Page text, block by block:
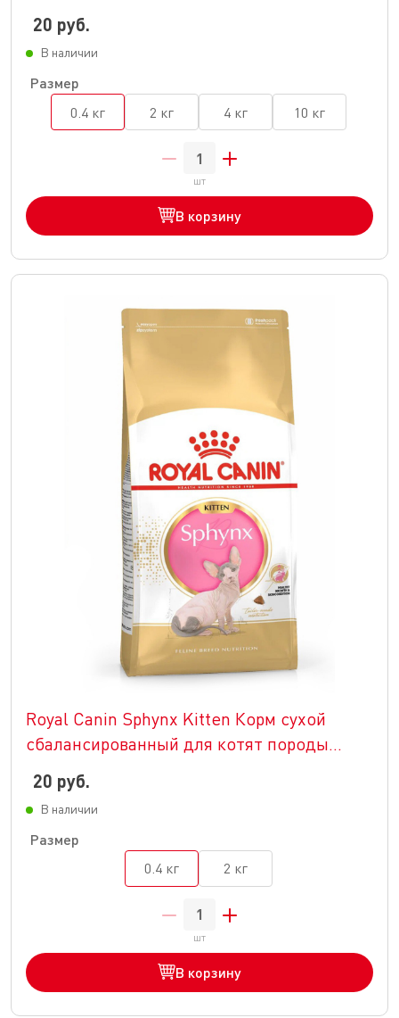
Мэйн Кун
20 руб.
В наличии
Размер
0.4 кг 2 кг 4 кг 10 кг
шт
В корзину
Royal Canin Sphynx Kitten Корм сухой
сбалансированный для котят породы
20 руб.
В наличии
Размер
0.4 кг 2 кг
шт
В корзину